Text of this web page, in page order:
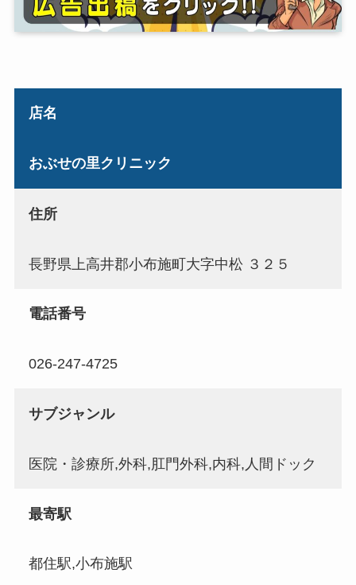
店名
おぶせの里クリニック
住所
長野県上高井郡小布施町大字中松 ３２５
電話番号
026-247-4725
サブジャンル
医院・診療所,外科,肛門外科,内科,人間ドック
最寄駅
都住駅,小布施駅